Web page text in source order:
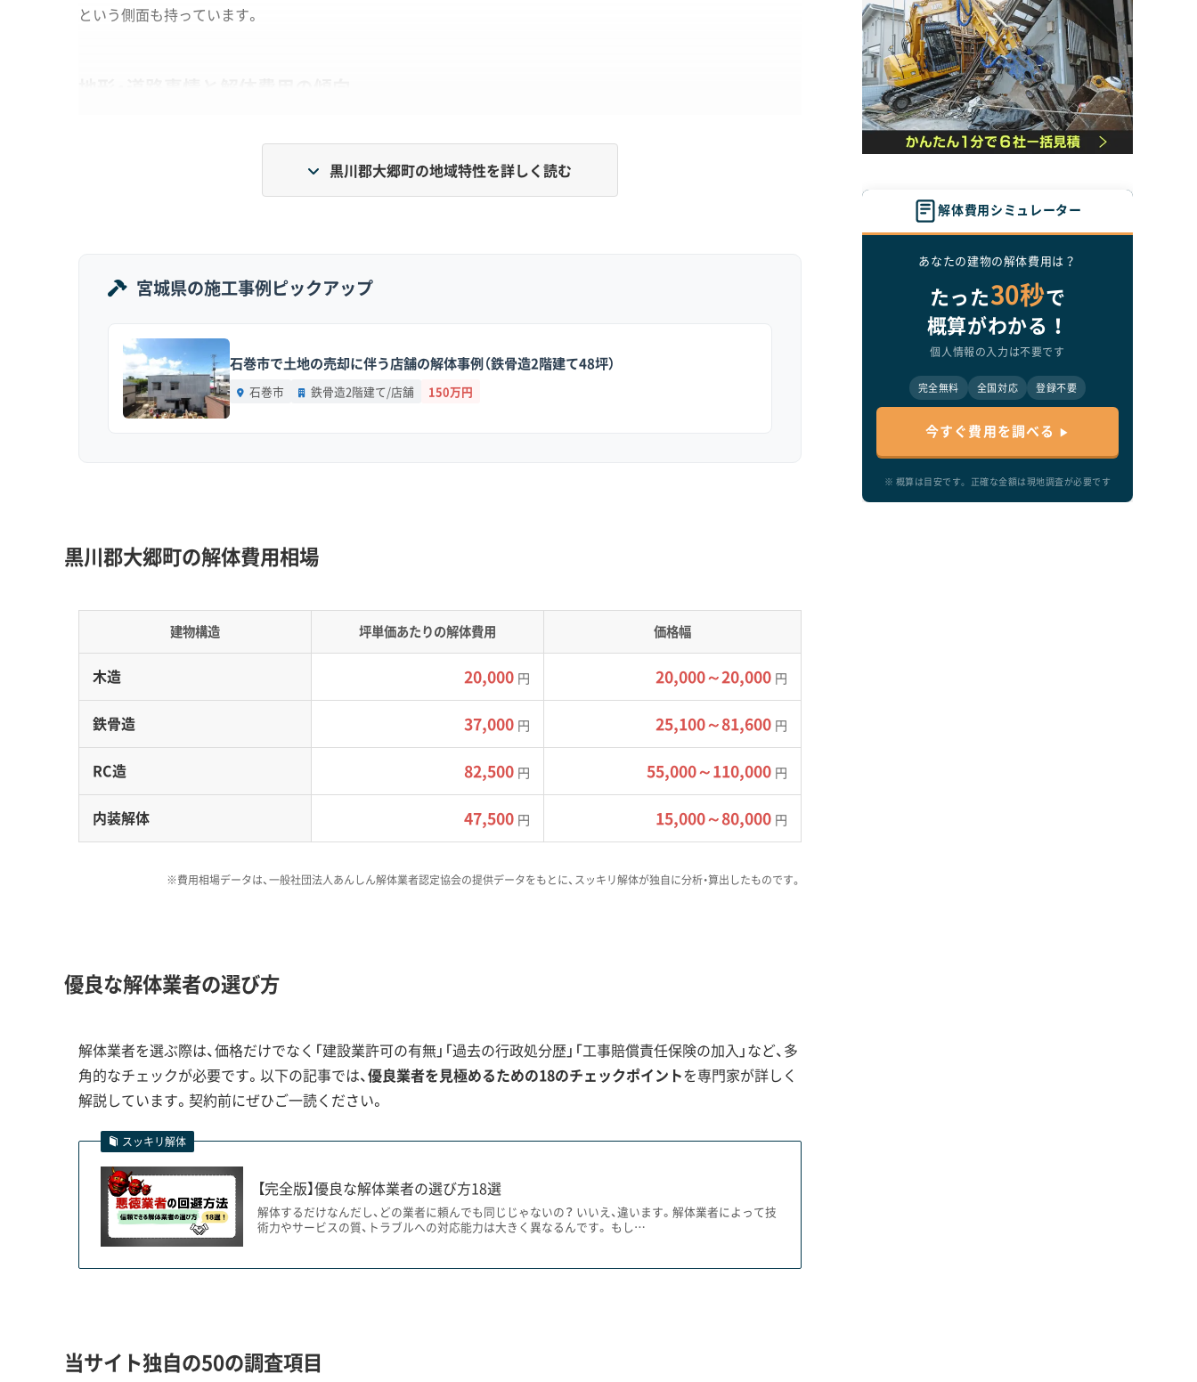
という側面も持っています。
河川流域の軟弱地盤や丘陵地の急傾斜、集落内の狭い道が特徴です。そのため、重機の搬入や工事の進め方に
弱な傾向にあります。一方で、木ノ崎や吉ヶ沢といった周辺の丘陵部は、急な斜面が多く土砂災害警戒区域に指
定されている場所も見られます。
道路事情：中村地区などの旧街道沿いや農村集落の内部は、昔ながらの道がそのまま残っており、道幅が4メート
ルに満たない狭い道が多く存在します。
費用への影響：軟弱な地盤では重機の沈み込みを防ぐ「敷鉄板」の費用、急な斜面では安全を確保するための手壊
運営者 稲垣
改良費」や「安全対策費」といった項目が追加されることがよくあります。
足です。なぜその費用が必要なのか、過去の災害事例などを踏まえて具体
的に説明してくれる業者こそ、信頼できるパートナーといえます。
水害と土砂災害の二重リスクと解体工事の注意点
2019年の台風被害の教訓から、河川流域の軟弱地盤対策や丘陵部の斜面崩壊リスクへの配慮が、解体工事計画
において不可欠です。
そのため、状況によっては頑丈な仮設通路を設置する必要があり、その費用が見積もりに加わります。また、基礎を
す。
対照的に、木ノ崎や貝柄塚といった丘陵部では、土砂災害のリスクが工事の制約になります。土砂災害警戒区域内
では、重機の振動が斜面の崩壊を引き起こす恐れがあるため、大型重機の使用が制限されるケースも少なくありま
せん。結果として、工期が長くなり費用もかさむ手作業での解体が中心になることがあります。
さらに、擁壁の上に建つ家を解体する場合、建物の重みがなくなることで地盤のバランスが変わり、擁壁そのものの
安定性に影響を及ぼす危険もあります。だからこそ、非常に慎重な工事計画が求められます。
老朽家屋の解体そのものに対する補助金はありませんが、道路に面した危険なブロック塀の撤去には上限15万
黒川郡大郷町の地域特性を詳しく読む
宮城県の施工事例ピックアップ
石巻市で土地の売却に伴う店舗の解体事例（鉄骨造2階建て48坪）
石巻市 鉄骨造2階建て/店舗 150万円
黒川郡大郷町の解体費用相場
建物構造 坪単価あたりの解体費用 価格幅
木造 20,000 円 20,000～20,000 円
鉄骨造 37,000 円 25,100～81,600 円
RC造 82,500 円 55,000～110,000 円
内装解体 47,500 円 15,000～80,000 円
※費用相場データは、一般社団法人あんしん解体業者認定協会の提供データをもとに、スッキリ解体が独自に分析・算出したものです。
優良な解体業者の選び方
解体業者を選ぶ際は、価格だけでなく「建設業許可の有無」「過去の行政処分歴」「工事賠償責任保険の加入」など、多
角的なチェックが必要です。以下の記事では、優良業者を見極めるための18のチェックポイントを専門家が詳しく
解説しています。契約前にぜひご一読ください。
スッキリ解体
【完全版】優良な解体業者の選び方18選
解体するだけなんだし、どの業者に頼んでも同じじゃないの？ いいえ、違います。解体業者によって技
術力やサービスの質、トラブルへの対応能力は大きく異なるんです。 もし…
当サイト独自の50の調査項目
解体費用シミュレーター
あなたの建物の解体費用は？
たった30秒で
概算がわかる！
個人情報の入力は不要です
完全無料 全国対応 登録不要
今すぐ費用を調べる
※ 概算は目安です。正確な金額は現地調査が必要です